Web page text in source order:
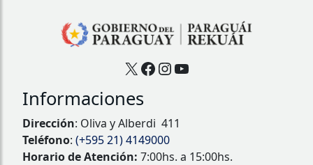
X Facebook
Instagram
YouTube
Informaciones
Dirección: Oliva y Alberdi 411
Teléfono: (+595 21) 4149000
Horario de Atención: 7:00hs. a 15:00hs.